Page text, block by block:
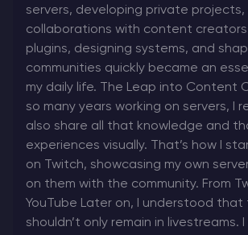
servers, developing private projects,
collaborations with content
plugins, designing systems, and
communities quickly became an
my daily life. The Leap into Content
so many years working on servers, I
also share all that knowledge and
experiences visually. That’s how I
on Twitch, showcasing my own
on them with the community. From
YouTube Later on, I understood
shouldn’t only remain in livestreams.